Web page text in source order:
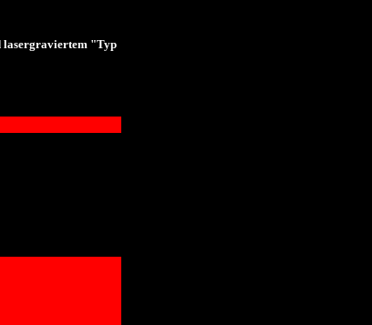
lasergraviertem "Typ